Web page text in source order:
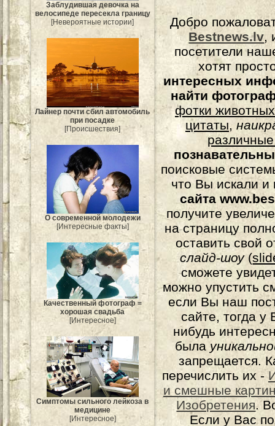
Заблудившая девочка на
велосипеде пересекла границу
[Невероятные истории]
Лайнер почти сбил автомобиль
при посадке
[Происшествия]
О современной молодежи
[Интересные факты]
Качественный фотограф =
хорошая свадьба
[Интересное]
Симптомы сильного лейкоза в
медицине
[Интересное]
Добро
Bestnews.lv,
посетители
хотят
интересных
найти
фотки животных
цитаты,
поисковые
что Вы искали и
сайта
получите
на страницу
оставить свой
слайд-шоу(
сможете
можно упустить
если Вы наш
сайте, тогда у
нибудь
была
запрещается.
перечислить их -
и смешные
Изобретения.
Если у Вас